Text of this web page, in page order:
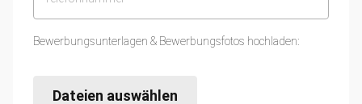
Bewerbungsunterlagen & Bewerbungsfotos hochladen:
Dateien auswählen